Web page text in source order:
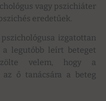
vagy pszichiáter
eredetűek.
izgatottan
a legutóbb leírt beteget
velem, hogy a
az ő tanácsára a beteg